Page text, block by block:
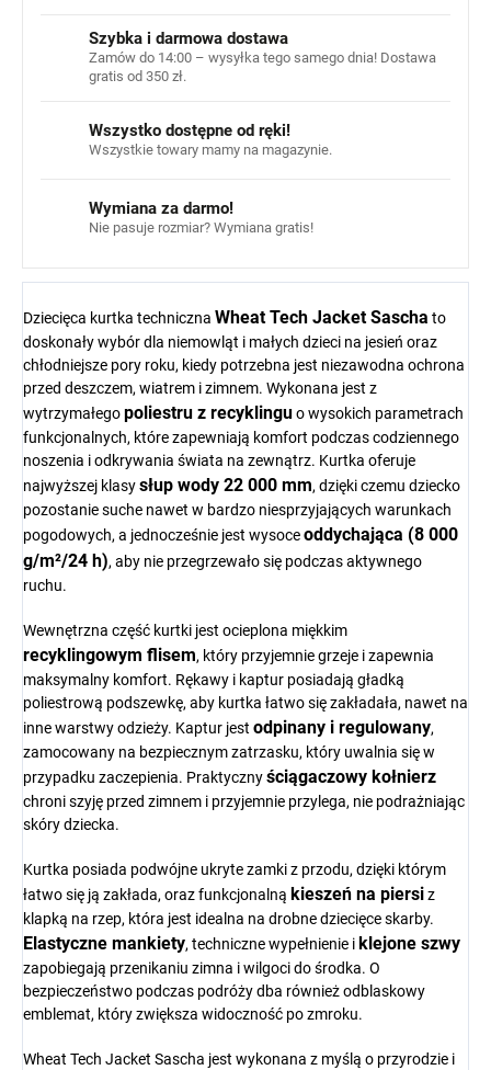
Szybka i darmowa dostawa
Zamów do 14:00 – wysyłka tego samego dnia! Dostawa
gratis od 350 zł.
Wszystko dostępne od ręki!
Wszystkie towary mamy na magazynie.
Wymiana za darmo!
Nie pasuje rozmiar? Wymiana gratis!
Dziecięca kurtka techniczna Wheat Tech Jacket Sascha to
doskonały wybór dla niemowląt i małych dzieci na jesień oraz
chłodniejsze pory roku, kiedy potrzebna jest niezawodna ochrona
przed deszczem, wiatrem i zimnem. Wykonana jest z
wytrzymałegopoliestru z recyklinguo wysokich parametrach
funkcjonalnych, które zapewniają komfort podczas codziennego
noszenia i odkrywania świata na zewnątrz. Kurtka oferuje
najwyższej klasysłup wody 22 000 mm, dzięki czemu dziecko
pozostanie suche nawet w bardzo niesprzyjających warunkach
pogodowych, a jednocześnie jest wysoceoddychająca (8 000
g/m²/24 h), aby nie przegrzewało się podczas aktywnego
ruchu.
Wewnętrzna część kurtki jest ocieplona miękkim
recyklingowym flisem, który przyjemnie grzeje i zapewnia
maksymalny komfort. Rękawy i kaptur posiadają gładką
poliestrową podszewkę, aby kurtka łatwo się zakładała, nawet na
inne warstwy odzieży. Kaptur jest odpinany i regulowany,
zamocowany na bezpiecznym zatrzasku, który uwalnia się w
przypadku zaczepienia. Praktycznyściągaczowy kołnierz
chroni szyję przed zimnem i przyjemnie przylega, nie podrażniając
skóry dziecka.
Kurtka posiada podwójne ukryte zamki z przodu, dzięki którym
łatwo się ją zakłada, oraz funkcjonalną kieszeń na piersiz
klapką na rzep, która jest idealna na drobne dziecięce skarby.
Elastyczne mankiety, techniczne wypełnienie i klejone szwy
zapobiegają przenikaniu zimna i wilgoci do środka. O
bezpieczeństwo podczas podróży dba również odblaskowy
emblemat, który zwiększa widoczność po zmroku.
Wheat Tech Jacket Sascha jest wykonana z myślą o przyrodzie i